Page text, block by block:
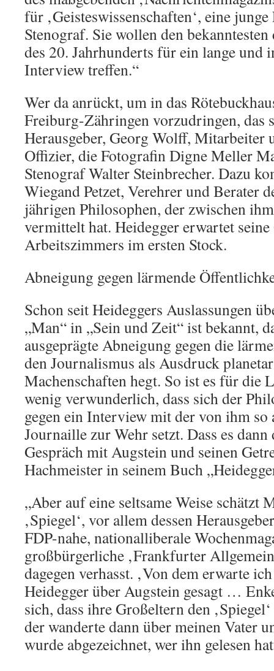
für ‚Geisteswissenschaften‘, eine
Stenograf. Sie wollen den
des 20. Jahrhunderts für ein lange und
Interview treffen.“
Wer da anrückt, um in das
Freiburg-Zähringen vorzudringen, das
Herausgeber, Georg Wolff, Mitarbeiter
Offizier, die Fotografin Digne Meller
Stenograf Walter Steinbrecher. Dazu
Wiegand Petzet, Verehrer und Berater
jährigen Philosophen, der zwischen
vermittelt hat. Heidegger erwartet seine
Arbeitszimmers im ersten Stock.
Abneigung gegen lärmende
Schon seit Heideggers Auslassungen
„Man“ in „Sein und Zeit“ ist bekannt,
ausgeprägte Abneigung gegen die
den Journalismus als Ausdruck
Machenschaften hegt. So ist es für die
wenig verwunderlich, dass sich der
gegen ein Interview mit der von ihm so
Journaille zur Wehr setzt. Dass es
Gespräch mit Augstein und seinen
Hachmeister in seinem Buch
„Aber auf eine seltsame Weise schätzt
‚Spiegel‘, vor allem dessen
FDP-nahe, nationalliberale
großbürgerliche ‚Frankfurter
dagegen verhasst. ‚Von dem erwarte
Heidegger über Augstein gesagt …
sich, dass ihre Großeltern den
der wanderte dann über meinen Vater
wurde abgezeichnet, wer ihn gelesen